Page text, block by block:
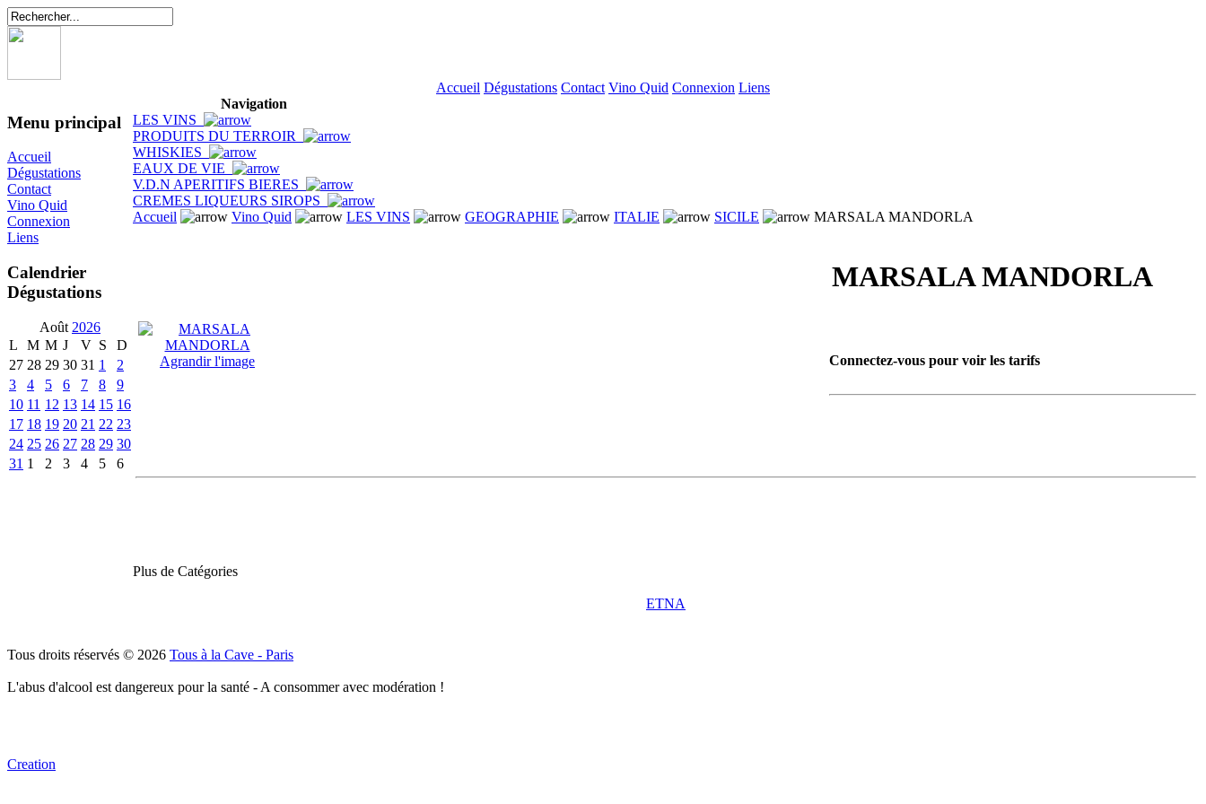
Accueil Dégustations Contact Vino Quid Connexion Liens
Menu principal
Accueil
Dégustations
Contact
Vino Quid
Connexion
Liens
Calendrier
Dégustations
Août 2026
L
M M J V S
D
27 28 29 30 31 1
2
3
4 5 6 7 8
9
10 11 12 13 14 15 16
17 18 19 20 21 22 23
24 25 26 27 28 29 30
31 1 2 3 4 5 6
Navigation
LES VINS
PRODUITS DU TERROIR
WHISKIES
EAUX DE VIE
V.D.N APERITIFS BIERES
CREMES LIQUEURS SIROPS
Accueil
Vino Quid LES VINS GEOGRAPHIE ITALIE SICILE MARSALA MANDORLA
Agrandir l'image
MARSALA MANDORLA
Connectez-vous pour voir les tarifs
Plus de Catégories
ETNA
Tous droits réservés © 2026 Tous à la Cave - Paris
L'abus d'alcool est dangereux pour la santé - A consommer avec modération !
Creation